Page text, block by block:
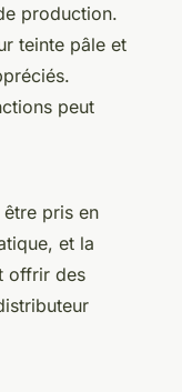
production.
teinte pâle et
peut
pris en
et la
offrir des